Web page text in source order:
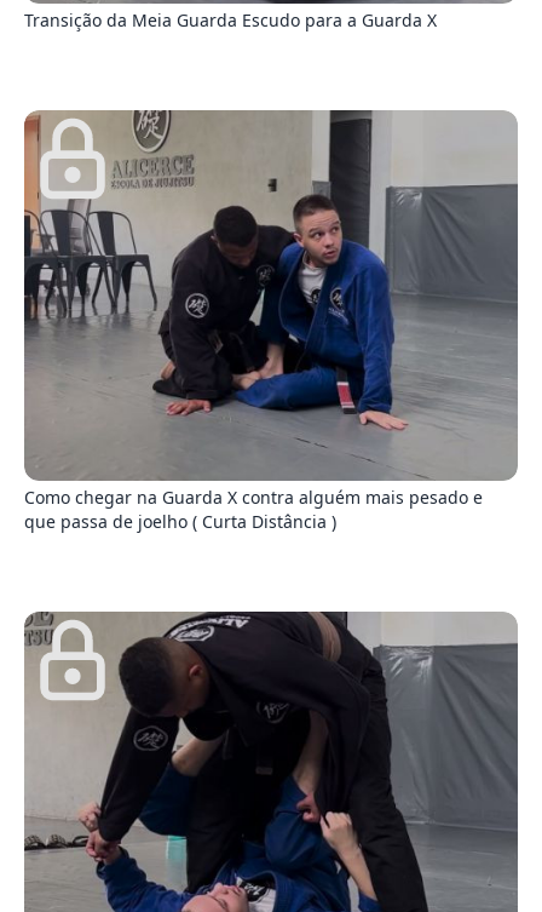
Transição da Meia Guarda Escudo para a Guarda X
Como chegar na Guarda X contra alguém mais pesado e
que passa de joelho ( Curta Distância )